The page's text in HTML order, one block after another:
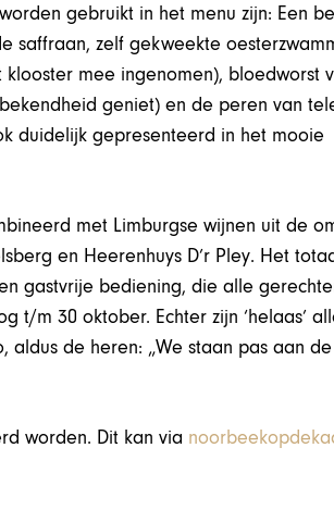
gebruikt in het menu zijn: Een
saffraan, zelf gekweekte
klooster mee ingenomen), bloedworst
geniet) en de peren van
duidelijk gepresenteerd in het mooie
met Limburgse wijnen uit de
en Heerenhuys D’r Pley. Het
gastvrije bediening, die alle
t/m 30 oktober. Echter zijn ‘helaas’
aldus de heren: „We staan pas aan
worden. Dit kan via